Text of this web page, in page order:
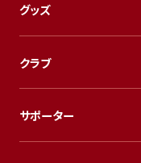
グッズ
クラブ
サポーター